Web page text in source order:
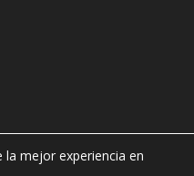
mejor experiencia en